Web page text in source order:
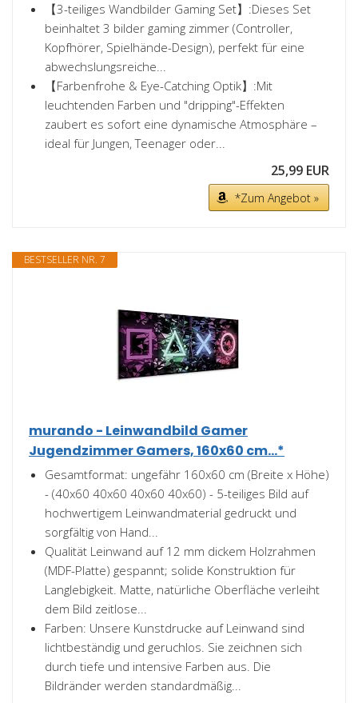
【3-teiliges Wandbilder Gaming Set】:Dieses Set
beinhaltet 3 bilder gaming zimmer (Controller,
Kopfhörer, Spielhände-Design), perfekt für eine
abwechslungsreiche...
【Farbenfrohe & Eye-Catching Optik】:Mit
leuchtenden Farben und "dripping"-Effekten
zaubert es sofort eine dynamische Atmosphäre –
ideal für Jungen, Teenager oder...
25,99 EUR
*Zum Angebot »
BESTSELLER NR. 7
murando - Leinwandbild Gamer
Jugendzimmer Gamers, 160x60 cm...*
Gesamtformat: ungefähr 160x60 cm (Breite x Höhe)
- (40x60 40x60 40x60 40x60) - 5-teiliges Bild auf
hochwertigem Leinwandmaterial gedruckt und
sorgfältig von Hand...
Qualität Leinwand auf 12 mm dickem Holzrahmen
(MDF-Platte) gespannt; solide Konstruktion für
Langlebigkeit. Matte, natürliche Oberfläche verleiht
dem Bild zeitlose...
Farben: Unsere Kunstdrucke auf Leinwand sind
lichtbeständig und geruchlos. Sie zeichnen sich
durch tiefe und intensive Farben aus. Die
Bildränder werden standardmäßig...